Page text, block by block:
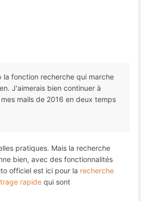
la fonction recherche qui marche
J'aimerais bien continuer à
mails de 2016 en deux temps
pratiques. Mais la recherche
bien, avec des fonctionnalités
officiel est ici pour la recherche
rapide qui sont